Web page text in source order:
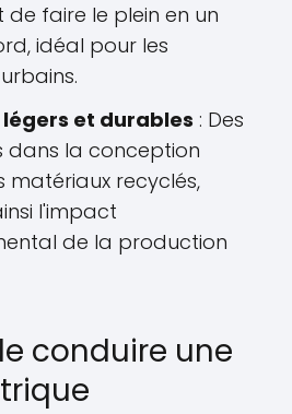
faire le plein en un
idéal pour les
et durables : Des
dans la conception
matériaux recyclés,
l'impact
de la production
conduire une